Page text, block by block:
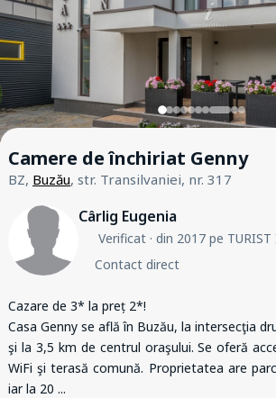
Camere de închiriat Genny
BZ, Buzău, str. Transilvaniei, nr. 317
Cârlig Eugenia
Verificat· din 2017 pe TURIST
Contact direct
Cazare de 3* la preț 2*!
Casa Genny se află în Buzău, la intersecţia
şi la 3,5 km de centrul oraşului. Se oferă
WiFi şi terasă comună. Proprietatea are
iar la 20 ...